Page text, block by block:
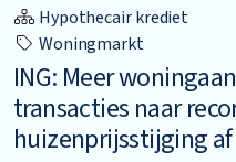
Hypothecair krediet
Woningmarkt
ING: Meer
transacties naar
huizenprijsstijging af